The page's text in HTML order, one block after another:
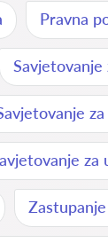
Pravna
Savjetovanje
za